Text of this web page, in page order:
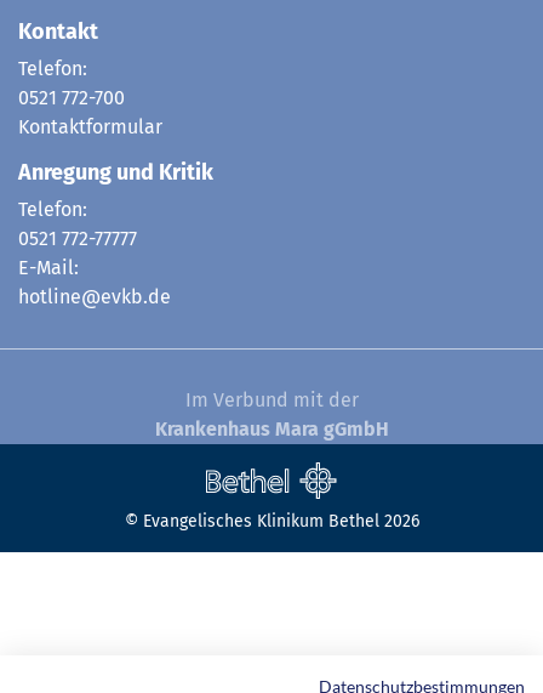
Kontakt
Telefon:
0521 772-700
Kontaktformular
Anregung und Kritik
Telefon:
0521 772-77777
E-Mail:
hotline@evkb.de
Im Verbund mit der
Krankenhaus Mara gGmbH
© Evangelisches Klinikum Bethel 2026
Datenschutzbestimmungen